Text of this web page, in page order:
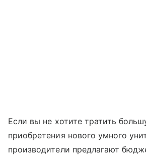
Если вы не хотите тратить
приобретения нового умного
производители предлагают